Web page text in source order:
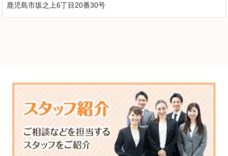
鹿児島市坂之上6丁目20番30号